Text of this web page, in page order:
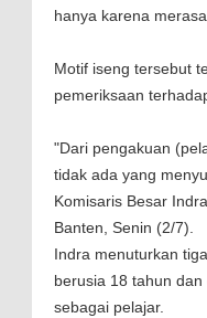
hanya karena merasa
Motif iseng tersebut
pemeriksaan
"Dari pengakuan
tidak ada yang
Komisaris Besar
Banten, Senin (2/7).
Indra menuturkan
berusia 18 tahun
sebagai pelajar.